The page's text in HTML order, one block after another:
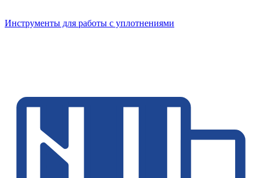
Инструменты для работы с уплотнениями